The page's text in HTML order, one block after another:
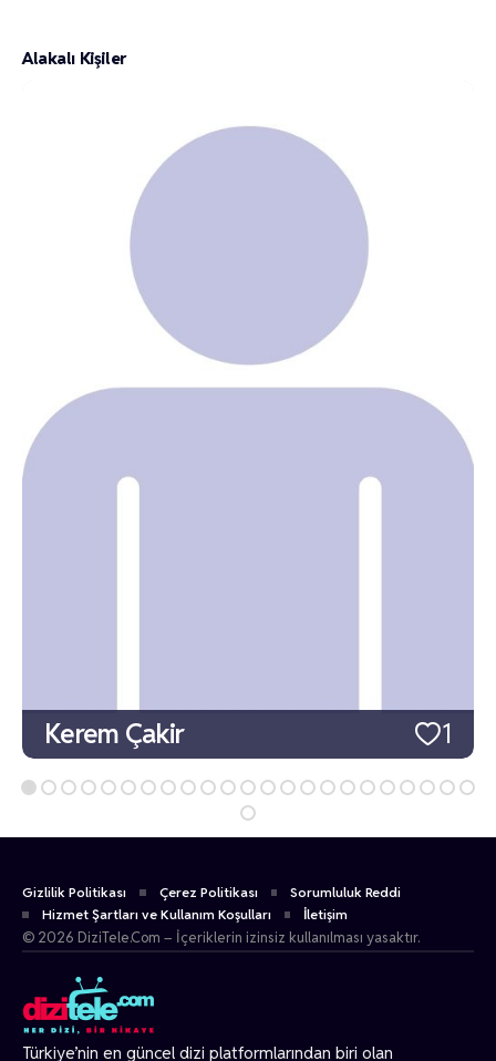
Alakalı Kişiler
1
Kerem Çakir
Türkiye’nin en güncel dizi platformlarından biri olan
Gizlilik Politikası Çerez Politikası
Sorumluluk Reddi
Hizmet Şartları ve Kullanım Koşulları
İletişim
© 2026 DiziTele.Com – İçeriklerin izinsiz kullanılması yasaktır.